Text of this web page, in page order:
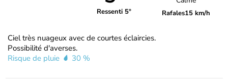
Ressenti 5° Rafales15 km/h
Ciel très nuageux avec de courtes éclaircies.
Possibilité d'averses.
Risque de pluie
30 %